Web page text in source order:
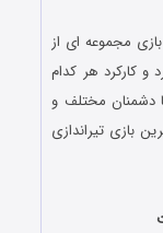
مجموعه ای از
و کارکرد هر کدام
دشمنان مختلف و
بازی تیراندازی